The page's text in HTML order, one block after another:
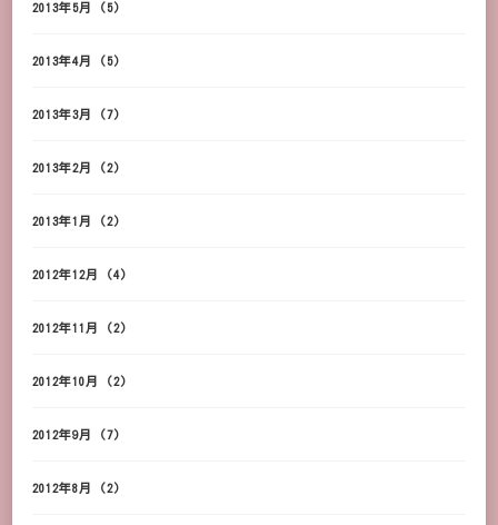
2013年5月 (5)
2013年4月 (5)
2013年3月 (7)
2013年2月 (2)
2013年1月 (2)
2012年12月 (4)
2012年11月 (2)
2012年10月 (2)
2012年9月 (7)
2012年8月 (2)